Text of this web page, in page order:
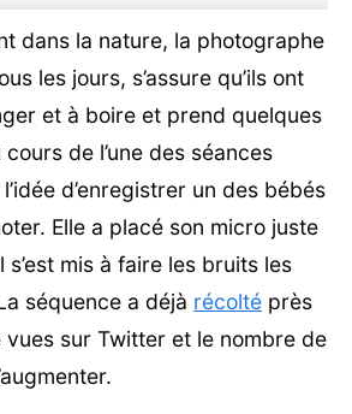
dans la nature, la photographe
les jours, s’assure qu’ils ont
et à boire et prend quelques
cours de l’une des séances
d’enregistrer un des bébés
Elle a placé son micro juste
mis à faire les bruits les
séquence a déjà récolté près
vues sur Twitter et le nombre de